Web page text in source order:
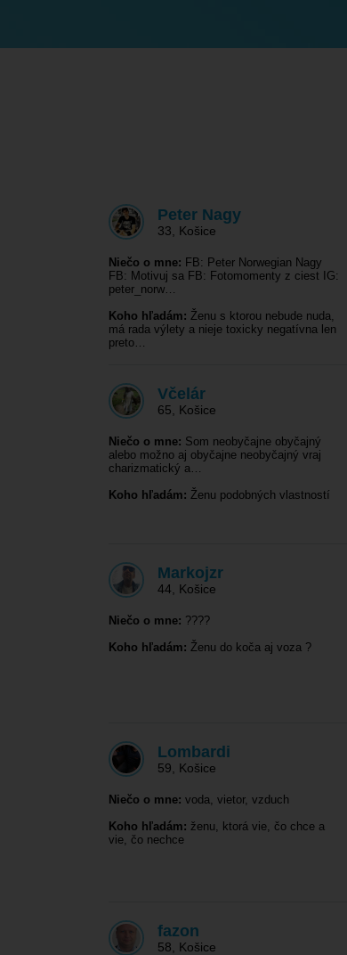
Peter Nagy
33 Košice
Niečo o mne: FB: Peter Norwegian Nagy
FB: Motivuj sa FB: Fotomomenty z ciest IG:
peter_norw…
Koho hľadám: Ženu s ktorou nebude nuda,
má rada výlety a nieje toxicky negatívna len
preto…
Včelár
65 Košice
Niečo o mne: Som neobyčajne obyčajný
alebo možno aj obyčajne neobyčajný vraj
charizmatický a…
Koho hľadám: Ženu podobných vlastností
Markojzr
44 Košice
Niečo o mne: ????
Koho hľadám: Ženu do koča aj voza ?
Lombardi
59 Košice
Niečo o mne: voda, vietor, vzduch
Koho hľadám: ženu, ktorá vie, čo chce a
vie, čo nechce
fazon
58 Košice